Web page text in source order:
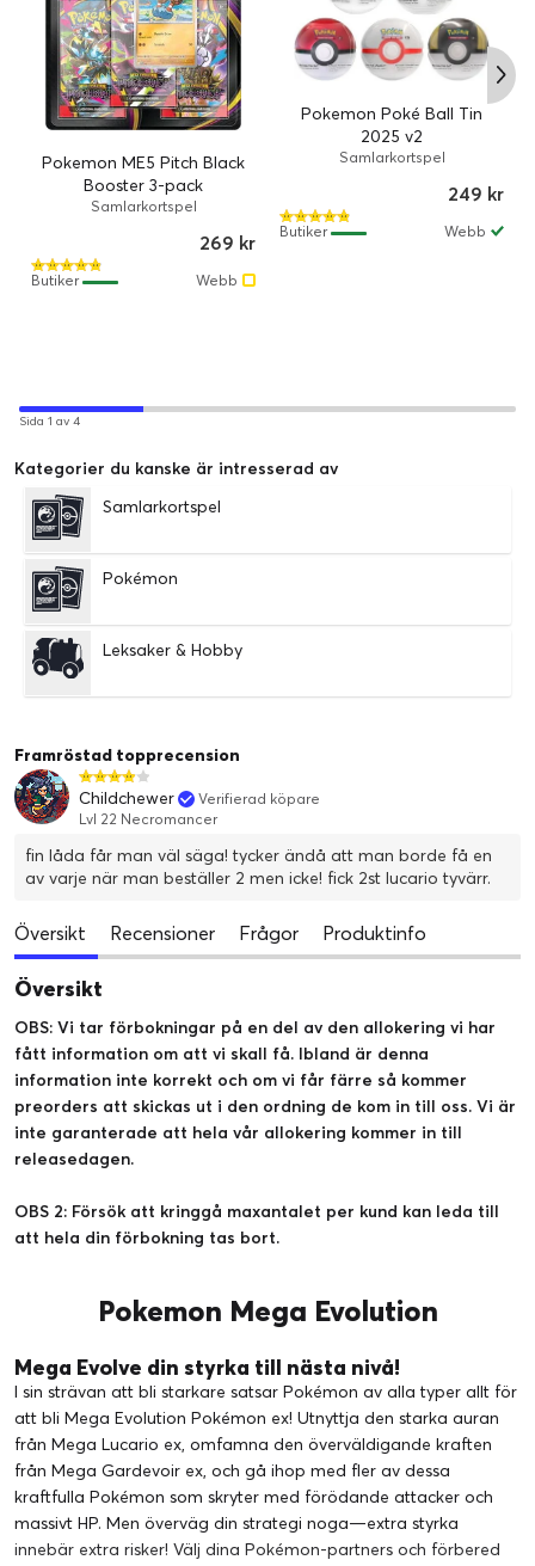
Pokemon ME5 Pitch Black
Booster 3-pack
Samlarkortspel
269 kr
Webb
Butiker
Pokemon Poké Ball Tin
2025 v2
Samlarkortspel
249 kr
Webb
Butiker
Sida 1 av 4
Kategorier du kanske är intresserad av
Samlarkortspel
Pokémon
Leksaker & Hobby
Framröstad topprecension
Childchewer
Verifierad köpare
Lvl 22 Necromancer
fin låda får man väl säga! tycker ändå att man borde få en
av varje när man beställer 2 men icke! fick 2st lucario tyvärr.
Översikt Recensioner Frågor Produktinfo
Översikt
OBS: Vi tar förbokningar på en del av den allokering vi har
fått information om att vi skall få. Ibland är denna
information inte korrekt och om vi får färre så kommer
preorders att skickas ut i den ordning de kom in till oss. Vi är
inte garanterade att hela vår allokering kommer in till
releasedagen.
OBS 2: Försök att kringgå maxantalet per kund kan leda till
att hela din förbokning tas bort.
Pokemon Mega Evolution
Mega Evolve din styrka till nästa nivå!
I sin strävan att bli starkare satsar Pokémon av alla typer allt för
att bli Mega Evolution Pokémon ex! Utnyttja den starka auran
från Mega Lucario ex, omfamna den överväldigande kraften
från Mega Gardevoir ex, och gå ihop med fler av dessa
kraftfulla Pokémon som skryter med förödande attacker och
massivt HP. Men överväg din strategi noga—extra styrka
innebär extra risker! Välj dina Pokémon-partners och förbered